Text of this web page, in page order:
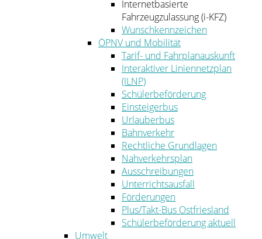
Internetbasierte
Fahrzeugzulassung (i-KFZ)
Wunschkennzeichen
ÖPNV und Mobilität
Tarif- und Fahrplanauskunft
Interaktiver Liniennetzplan
(ILNP)
Schülerbeförderung
Einsteigerbus
Urlauberbus
Bahnverkehr
Rechtliche Grundlagen
Nahverkehrsplan
Ausschreibungen
Unterrichtsausfall
Förderungen
Plus/Takt-Bus Ostfriesland
Schülerbeförderung aktuell
Umwelt